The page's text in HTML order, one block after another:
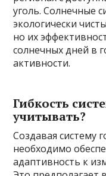
уголь. Солнечные
экологически
но их
солнечных дней в
активности.
Гибкость
учитывать?
Создавая систему
необходимо
адаптивность к